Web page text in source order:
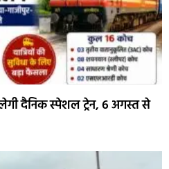
दैनिक स्पेशल ट्रेन, 6 अगस्त से